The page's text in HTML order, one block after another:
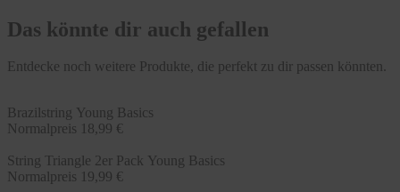
Das könnte dir auch gefallen
Entdecke noch weitere Produkte, die perfekt zu dir passen könnten.
Brazilstring Young Basics
Normalpreis 18,99 €
String Triangle 2er Pack Young Basics
Normalpreis 19,99 €